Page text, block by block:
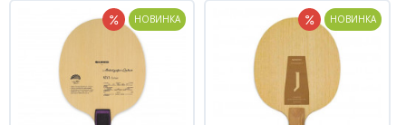
НОВИНКА НОВИНКА